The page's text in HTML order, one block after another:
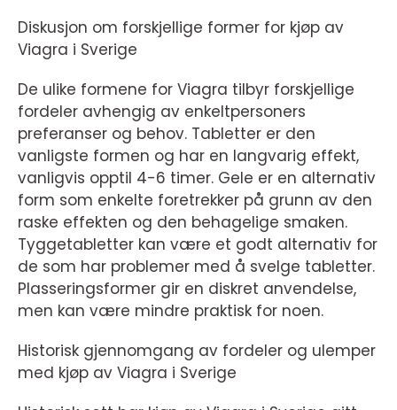
Diskusjon om forskjellige former for kjøp av
Viagra i Sverige
De ulike formene for Viagra tilbyr forskjellige
fordeler avhengig av enkeltpersoners
preferanser og behov. Tabletter er den
vanligste formen og har en langvarig effekt,
vanligvis opptil 4-6 timer. Gele er en alternativ
form som enkelte foretrekker på grunn av den
raske effekten og den behagelige smaken.
Tyggetabletter kan være et godt alternativ for
de som har problemer med å svelge tabletter.
Plasseringsformer gir en diskret anvendelse,
men kan være mindre praktisk for noen.
Historisk gjennomgang av fordeler og ulemper
med kjøp av Viagra i Sverige